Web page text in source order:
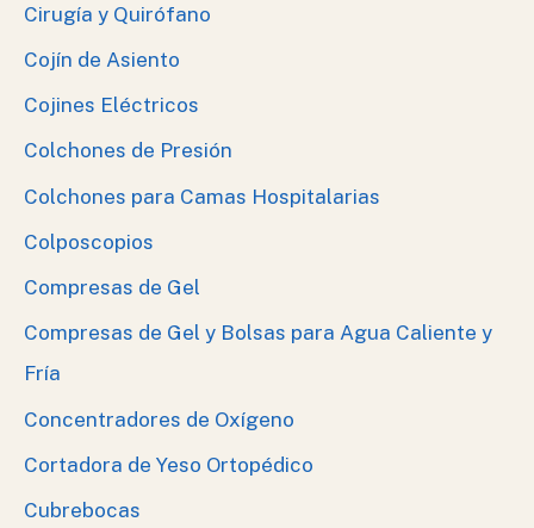
Cirugía y Quirófano
Cojín de Asiento
Cojines Eléctricos
Colchones de Presión
Colchones para Camas Hospitalarias
Colposcopios
Compresas de Gel
Compresas de Gel y Bolsas para Agua Caliente y
Fría
Concentradores de Oxígeno
Cortadora de Yeso Ortopédico
Cubrebocas